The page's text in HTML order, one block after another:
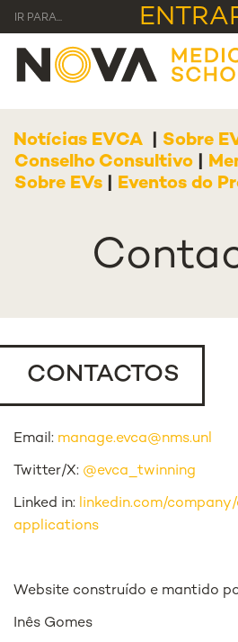
IR PARA...
Notícias EVCA Sobre
Conselho Consultivo
Sobre EVs| Eventos do
CONTACTOS
Email: manage.evca@nms.unl
Twitter/X: @evca_twinning
Linked in: linkedin.com/
applications
Website construído e mantido
Inês Gomes